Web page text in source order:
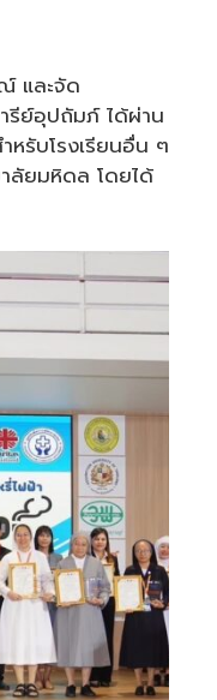
และจัด
รีย์อุปถัมภ์ ได้ผ่าน
หรับโรงเรียนอื่น ๆ
ลัยมหิดล โดยได้